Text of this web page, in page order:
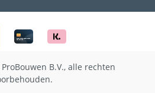
B.V., alle rechten